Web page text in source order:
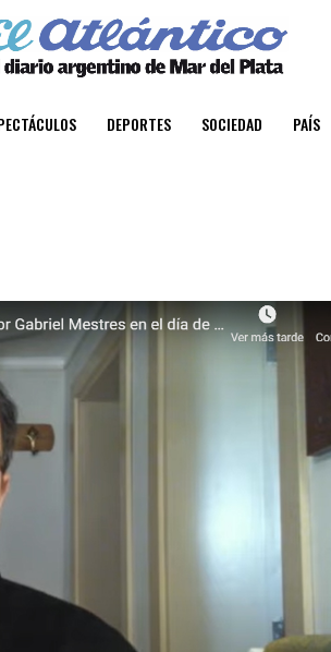
DEPORTES SOCIEDAD PAÍS